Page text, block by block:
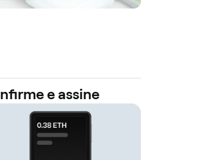
e assine